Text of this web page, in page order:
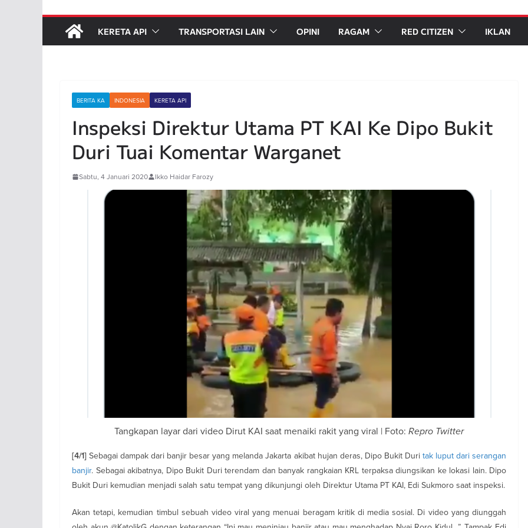
KERETA API TRANSPORTASI LAIN OPINI RAGAM RED CITIZEN IKLAN
BERITA KA INDONESIA KERETA API
Inspeksi Direktur Utama PT KAI Ke Dipo Bukit
Duri Tuai Komentar Warganet
Sabtu, 4 Januari 2020 Ikko Haidar Farozy
Tangkapan layar dari video Dirut KAI saat menaiki rakit yang viral | Foto: Repro Twitter
[4/1] Sebagai dampak dari banjir besar yang melanda Jakarta akibat hujan deras, Dipo Bukit Duri tak luput dari serangan
banjir. Sebagai akibatnya, Dipo Bukit Duri terendam dan banyak rangkaian KRL terpaksa diungsikan ke lokasi lain. Dipo
Bukit Duri kemudian menjadi salah satu tempat yang dikunjungi oleh Direktur Utama PT KAI, Edi Sukmoro saat inspeksi.
Akan tetapi, kemudian timbul sebuah video viral yang menuai beragam kritik di media sosial. Di video yang diunggah